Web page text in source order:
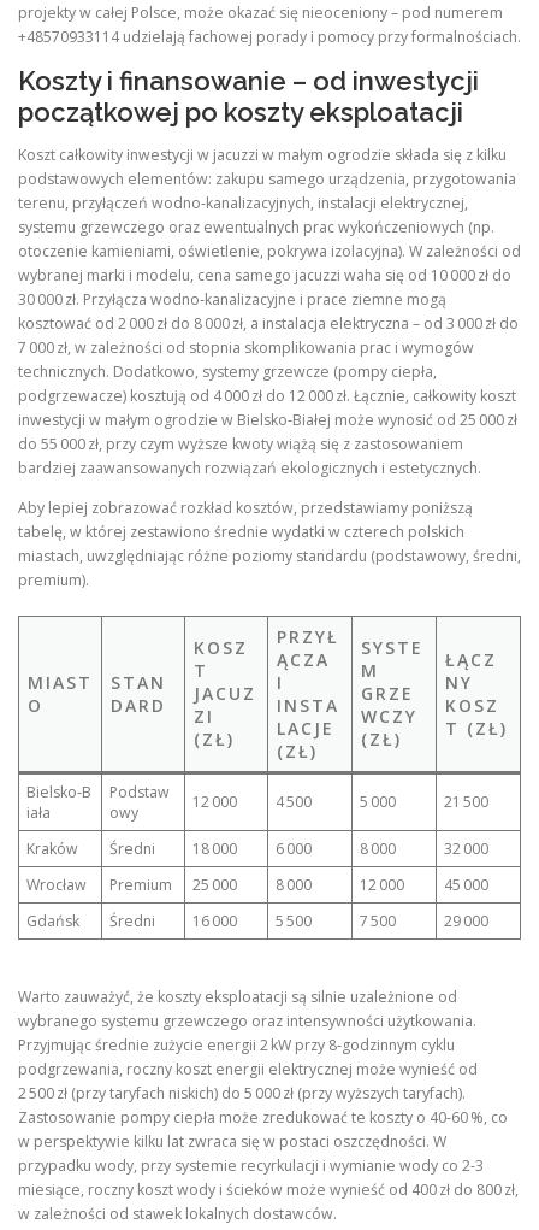
projekty w całej Polsce, może okazać się nieoceniony – pod numerem
+48570933114 udzielają fachowej porady i pomocy przy formalnościach.
Koszty i finansowanie – od inwestycji
początkowej po koszty eksploatacji
Koszt całkowity inwestycji w jacuzzi w małym ogrodzie składa się z kilku
podstawowych elementów: zakupu samego urządzenia, przygotowania
terenu, przyłączeń wodno‑kanalizacyjnych, instalacji elektrycznej,
systemu grzewczego oraz ewentualnych prac wykończeniowych (np.
otoczenie kamieniami, oświetlenie, pokrywa izolacyjna). W zależności od
wybranej marki i modelu, cena samego jacuzzi waha się od 10 000 zł do
30 000 zł. Przyłącza wodno‑kanalizacyjne i prace ziemne mogą
kosztować od 2 000 zł do 8 000 zł, a instalacja elektryczna – od 3 000 zł do
7 000 zł, w zależności od stopnia skomplikowania prac i wymogów
technicznych. Dodatkowo, systemy grzewcze (pompy ciepła,
podgrzewacze) kosztują od 4 000 zł do 12 000 zł. Łącznie, całkowity koszt
inwestycji w małym ogrodzie w Bielsko‑Białej może wynosić od 25 000 zł
do 55 000 zł, przy czym wyższe kwoty wiążą się z zastosowaniem
bardziej zaawansowanych rozwiązań ekologicznych i estetycznych.
Aby lepiej zobrazować rozkład kosztów, przedstawiamy poniższą
tabelę, w której zestawiono średnie wydatki w czterech polskich
miastach, uwzględniając różne poziomy standardu (podstawowy, średni,
premium).
MIAST
O
STAN
DARD
KOSZ
T
JACUZ
ZI
(ZŁ)
PRZYŁ
ĄCZA
I
INSTA
LACJE
(ZŁ)
SYSTE
M
GRZE
WCZY
(ZŁ)
ŁĄCZ
NY
KOSZ
T (ZŁ)
Bielsko‑B
iała
Podstaw
owy
12 000 4 500 5 000 21 500
Kraków Średni 18 000 6 000 8 000
32 000
Wrocław
Premium 25 000 8 000 12 000
45 000
Gdańsk
Średni 16 000 5 500 7 500 29 000
Warto zauważyć, że koszty eksploatacji są silnie uzależnione od
wybranego systemu grzewczego oraz intensywności użytkowania.
Przyjmując średnie zużycie energii 2 kW przy 8‑godzinnym cyklu
podgrzewania, roczny koszt energii elektrycznej może wynieść od
2 500 zł (przy taryfach niskich) do 5 000 zł (przy wyższych taryfach).
Zastosowanie pompy ciepła może zredukować te koszty o 40‑60 %, co
w perspektywie kilku lat zwraca się w postaci oszczędności. W
przypadku wody, przy systemie recyrkulacji i wymianie wody co 2‑3
miesiące, roczny koszt wody i ścieków może wynieść od 400 zł do 800 zł,
w zależności od stawek lokalnych dostawców.